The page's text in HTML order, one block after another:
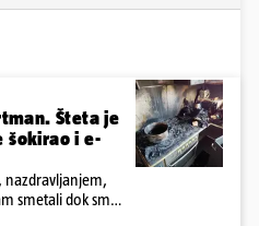
Šteta je
šokirao i e-
nazdravljanjem,
smetali dok smo